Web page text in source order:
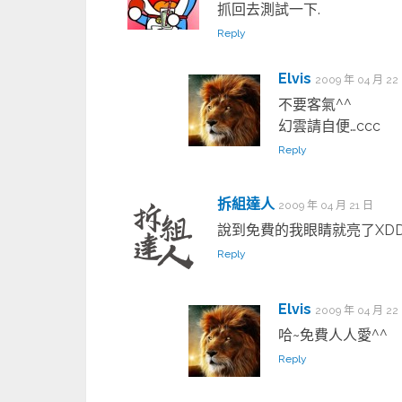
抓回去測試一下.
Reply
Elvis 2009 年 04 月 22
不要客氣^^
幻雲請自便…ccc
Reply
拆組達人 2009 年 04 月 21 日
說到免費的我眼睛就亮了
Reply
Elvis 2009 年 04 月 22
哈~免費人人愛^^
Reply